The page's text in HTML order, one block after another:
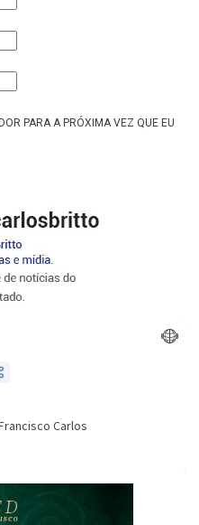
PARA A PRÓXIMA VEZ QUE EU